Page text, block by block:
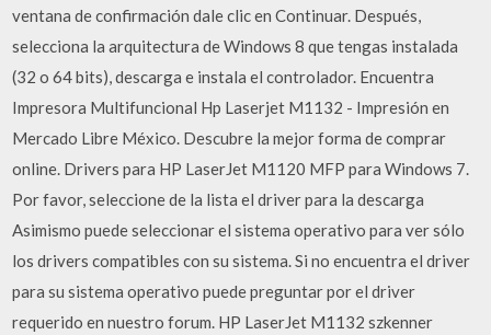
ventana de confirmación dale clic en Continuar. Después,
selecciona la arquitectura de Windows 8 que tengas instalada
(32 o 64 bits), descarga e instala el controlador. Encuentra
Impresora Multifuncional Hp Laserjet M1132 - Impresión en
Mercado Libre México. Descubre la mejor forma de comprar
online. Drivers para HP LaserJet M1120 MFP para Windows 7.
Por favor, seleccione de la lista el driver para la descarga
Asimismo puede seleccionar el sistema operativo para ver sólo
los drivers compatibles con su sistema. Si no encuentra el driver
para su sistema operativo puede preguntar por el driver
requerido en nuestro forum. HP LaserJet M1132 szkenner